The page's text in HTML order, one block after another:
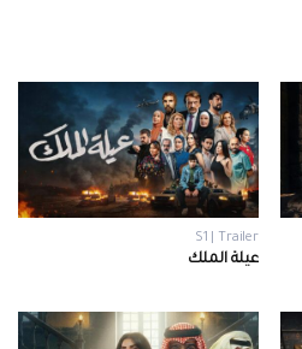
S1 | Trailer
عيلة الملك